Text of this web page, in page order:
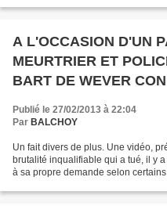
A L'OCCASION D'UN
MEURTRIER ET
BART DE WEVER
PLUS SES
Publié le 27/02/2013 à 22:04
Par BALCHOY
Un fait divers de plus. Une vidéo,
brutalité inqualifiable qui a tué, il y
à sa propre demande selon